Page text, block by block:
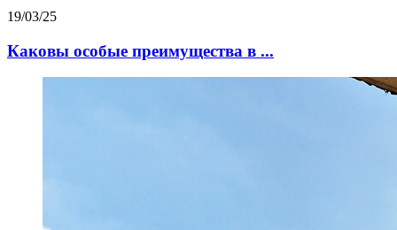
19/03/25
Каковы особые преимущества в ...